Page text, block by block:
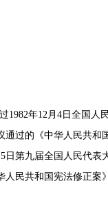
年12月4日全国人
的《中华人民共和
第九届全国人民代
人民共和国宪法修正案